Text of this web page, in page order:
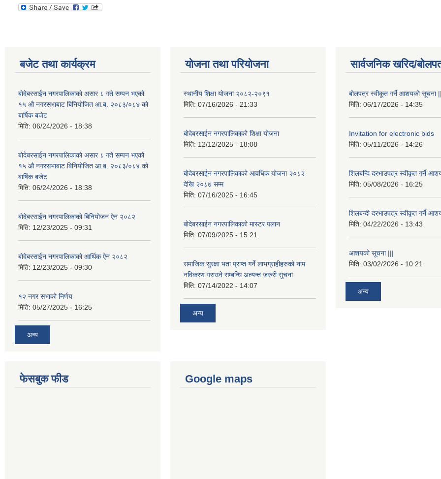
बजेट तथा कार्यक्रम
बोदेबरसाईन नगरपालिकाको असार ८ गते सम्पन भएको
१५ ‍‍‍औ नगरसभाबाट बिनियोजित आ.ब. २०८३/०८४ को
बार्षिक बजेट
मिति: 06/24/2026 - 18:38
बोदेबरसाईन नगरपालिकाको असार ८ गते सम्पन भएको
१५ ‍‍‍औ नगरसभाबाट बिनियोजित आ.ब. २०८३/०८४ को
बार्षिक बजेट
मिति: 06/24/2026 - 18:38
बोदेबरसाईन नगरपालिकाको बिनियोजन ऐन २०८२
मिति: 12/23/2025 - 09:31
बोदेबरसाईन नगरपालिकाको आर्थिक ऐन २०८२
मिति: 12/23/2025 - 09:30
१२ नगर सभाको निर्णय
मिति: 05/27/2025 - 16:25
अन्य
योजना तथा परियोजना
स्थानीय शिक्षा योजना २०८२-२०९१
मिति: 07/16/2026 - 21:33
बोदेबरसाईन नगरपालिकाको शिक्षा योजना
मिति: 12/12/2025 - 18:08
बोदेबरसाईन नगरपालिकाको आवधिक योजना २०८२
देखि २०८७ सम्म
मिति: 07/16/2025 - 16:45
बोदेबरसाईन नगरपालिकाको मास्टर पलान
मिति: 07/09/2025 - 15:21
समाजिक सुरक्षा भता प्राप्त गर्ने लाभग्राहीहरुको नाम
नविकरण गराउने सम्बन्धि अत्यन्त जरुरी सुचना
मिति: 07/14/2022 - 14:07
अन्य
सार्वजनिक खरिद/
बोलपत्र स्वीकूत गर्ने आशयको सूचना
मिति: 06/17/2026 - 14:35
Invitation for electronic bids
मिति: 05/11/2026 - 14:26
शिलबन्दि दरभाउपत्र स्वीकृत गर्ने
मिति: 05/08/2026 - 16:25
शिलबन्दी दरभाउपत्र स्वीकृत गर्ने
मिति: 04/22/2026 - 13:43
आशयको सूचना |||
मिति: 03/02/2026 - 10:21
अन्य
फेसबुक फीड Google maps